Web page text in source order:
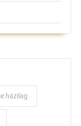
házilag